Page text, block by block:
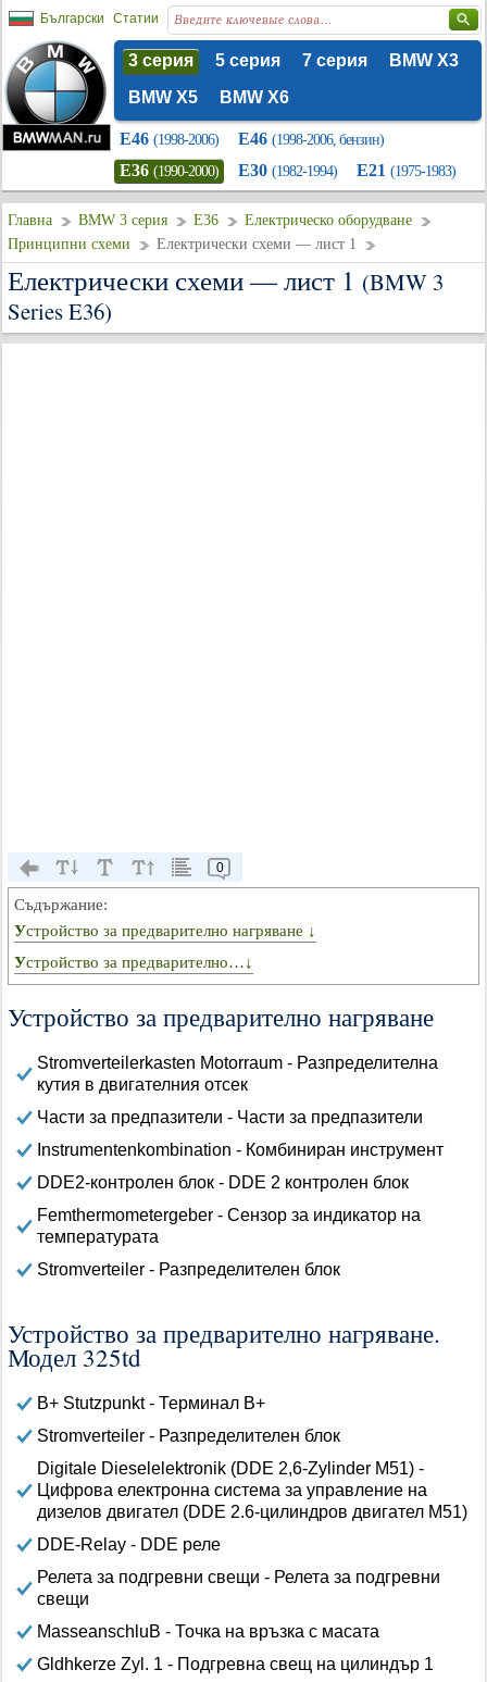
Български Статии
3 серия 5 серия 7 серия
BMW X3
BMW X5
BMW X6
E46 (1998-2006) E46 (1998-2006, бензин)
E36 (1990-2000) E30 (1982-1994) E21 (1975-1983)
Главна BMW 3 серия E36
Електрическо оборудване
Принципни схеми
Електрически схеми — лист 1
Електрически схеми — лист 1 (BMW 3
Series E36)
0
Съдържание:
Устройство за предварително нагряване ↓
Устройство за предварително…↓
Устройство за предварително нагряване
Stromverteilerkasten Motorraum - Разпределителна
кутия в двигателния отсек
Части за предпазители - Части за предпазители
Instrumentenkombination - Комбиниран инструмент
DDE2-контролен блок - DDE 2 контролен блок
Femthermometergeber - Сензор за индикатор на
температурата
Stromverteiler - Разпределителен блок
Устройство за предварително нагряване.
Модел 325td
B+ Stutzpunkt - Терминал B+
Stromverteiler - Разпределителен блок
Digitale Dieselelektronik (DDE 2,6-Zylinder M51) -
Цифрова електронна система за управление на
дизелов двигател (DDE 2.6-цилиндров двигател M51)
DDE-Relay - DDE реле
Релета за подгревни свещи - Релета за подгревни
свещи
MasseanschluB - Точка на връзка с масата
Gldhkerze Zyl. 1 - Подгревна свещ на цилиндър 1